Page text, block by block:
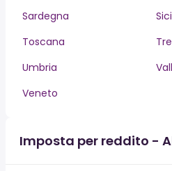
Sardegna
Toscana
Umbria
Veneto
Imposta per reddito -